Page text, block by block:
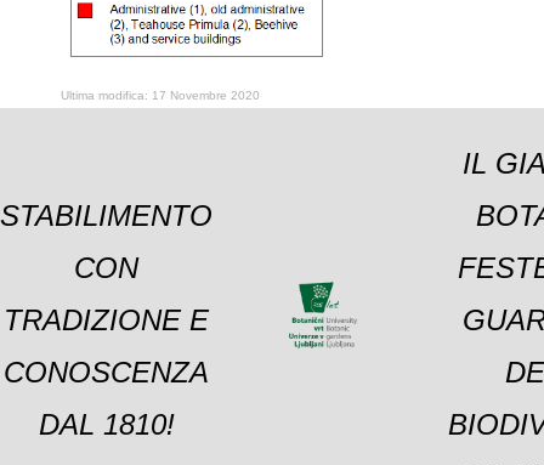
Ultima modifica: 17 Novembre 2020
STABILIMENTO
CON
TRADIZIONE E
CONOSCENZA
DAL 1810!
IL